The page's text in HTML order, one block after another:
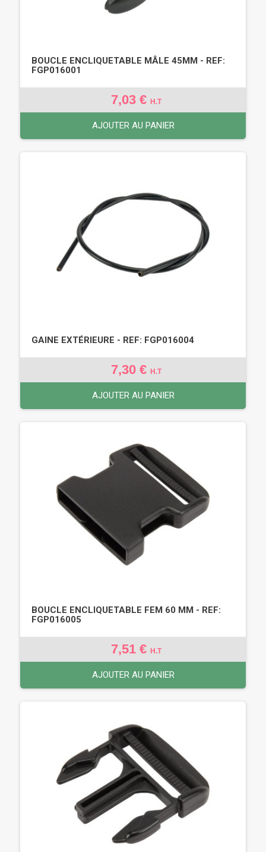
BOUCLE ENCLIQUETABLE MÂLE 45MM - REF:
FGP016001
7,03 € H.T
AJOUTER AU PANIER
GAINE EXTÉRIEURE - REF: FGP016004
7,30 € H.T
AJOUTER AU PANIER
BOUCLE ENCLIQUETABLE FEM 60 MM - REF:
FGP016005
7,51 € H.T
AJOUTER AU PANIER